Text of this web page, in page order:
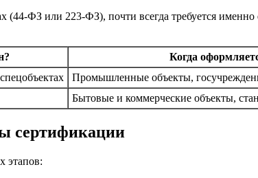
(44-ФЗ или 223-ФЗ), почти всегда требуется
Когда
Промышленные объекты,
Бытовые и коммерческие объекты,
сертификации
этапов: